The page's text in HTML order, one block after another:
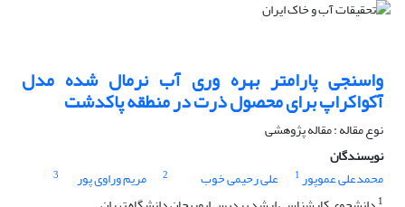
واسنجی پارامتر بهره وری آب نرمال شده مدل
آکواکراپ برای محصول ذرت در منطقه پاکدشت
نوع مقاله : مقاله پژوهشی
نویسندگان
محمدعلی عموپور1 علی رحیمی خوب 2 مریم وراوی پور
3
1